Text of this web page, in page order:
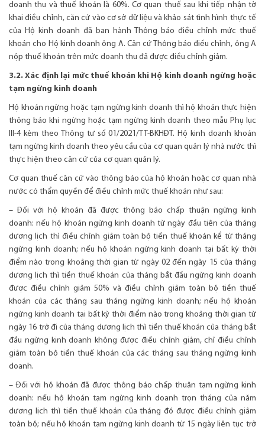
doanh thu và thuế khoán là 60%. Cơ quan thuế sau khi tiếp nhận tờ
khai điều chỉnh, căn cứ vào cơ sở dữ liệu và khảo sát tình hình thực tế
của Hộ kinh doanh đã ban hành Thông báo điều chỉnh mức thuế
khoán cho Hộ kinh doanh ông A. Căn cứ Thông báo điều chỉnh, ông A
nộp thuế khoán trên mức doanh thu đã được điều chỉnh giảm.
3.2. Xác định lại mức thuế khoán khi Hộ kinh doanh ngừng hoặc
tạm ngừng kinh doanh
Hộ khoán ngừng hoặc tạm ngừng kinh doanh thì hộ khoán thực hiện
thông báo khi ngừng hoặc tạm ngừng kinh doanh theo mẫu Phụ lục
III-4 kèm theo Thông tư số 01/2021/TT-BKHĐT. Hộ kinh doanh khoán
tạm ngừng kinh doanh theo yêu cầu của cơ quan quản lý nhà nước thì
thực hiện theo căn cứ của cơ quan quản lý.
Cơ quan thuế căn cứ vào thông báo của hộ khoán hoặc cơ quan nhà
nước có thẩm quyền để điều chỉnh mức thuế khoán như sau:
– Đối với hộ khoán đã được thông báo chấp thuận ngừng kinh
doanh: nếu hộ khoán ngừng kinh doanh từ ngày đầu tiên của tháng
dương lịch thì điều chỉnh giảm toàn bộ tiền thuế khoán kể từ tháng
ngừng kinh doanh; nếu hộ khoán ngừng kinh doanh tại bất kỳ thời
điểm nào trong khoảng thời gian từ ngày 02 đến ngày 15 của tháng
dương lịch thì tiền thuế khoán của tháng bắt đầu ngừng kinh doanh
được điều chỉnh giảm 50% và điều chỉnh giảm toàn bộ tiền thuế
khoán của các tháng sau tháng ngừng kinh doanh; nếu hộ khoán
ngừng kinh doanh tại bất kỳ thời điểm nào trong khoảng thời gian từ
ngày 16 trở đi của tháng dương lịch thì tiền thuế khoán của tháng bắt
đầu ngừng kinh doanh không được điều chỉnh giảm, chỉ điều chỉnh
giảm toàn bộ tiền thuế khoán của các tháng sau tháng ngừng kinh
doanh.
– Đối với hộ khoán đã được thông báo chấp thuận tạm ngừng kinh
doanh: nếu hộ khoán tạm ngừng kinh doanh trọn tháng của năm
dương lịch thì tiền thuế khoán của tháng đó được điều chỉnh giảm
toàn bộ; nếu hộ khoán tạm ngừng kinh doanh từ 15 ngày liên tục trở